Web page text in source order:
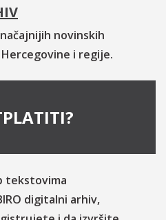
novinskih
i regije.
tekstovima
digitalni arhiv,